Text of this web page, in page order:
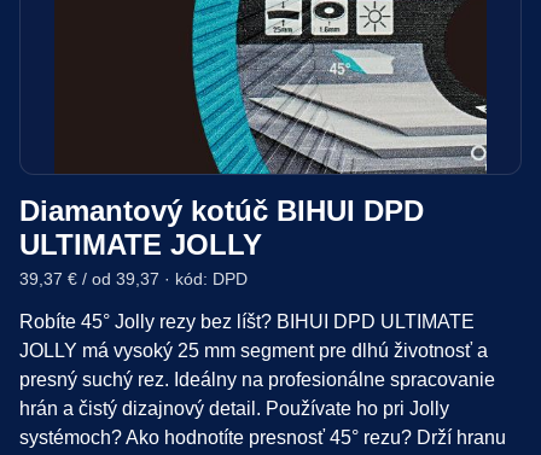
Diamantový kotúč BIHUI DPD
ULTIMATE JOLLY
39,37 € / od 39,37 · kód: DPD
Robíte 45° Jolly rezy bez líšt? BIHUI DPD ULTIMATE
JOLLY má vysoký 25 mm segment pre dlhú životnosť a
presný suchý rez. Ideálny na profesionálne spracovanie
hrán a čistý dizajnový detail. Používate ho pri Jolly
systémoch? Ako hodnotíte presnosť 45° rezu? Drží hranu